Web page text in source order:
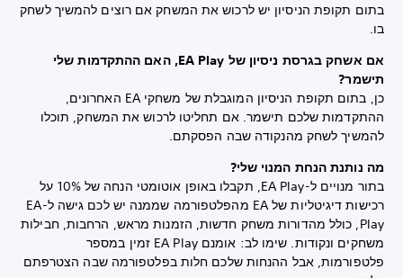
בתום תקופת הניסיון יש לרכוש את המשחק אם רוצים להמשיך לשחק
בו.
אם אשחק בגרסת ניסיון של EA Play, האם ההתקדמות שלי
תישמר?
כן, בתום תקופת הניסיון המוגבלת של משחקי EA האחרונים,
ההתקדמות שלכם תישמר. אם תחליטו לרכוש את המשחק, תוכלו
להמשיך לשחק מהנקודה שבה הפסקתם.
מה נותנת הנחת המנוי שלי?
בתור מנויים ל-EA Play, תקבלו באופן אוטומטי הנחה של 10% על
רכישות דיגיטליות של EA מהפלטפורמה שממנה יש לכם גישה ל-EA
Play, כולל מהדורות משחק חדשות, הזמנות מראש, הרחבות, חבילות
משחקים ונקודות. שימו לב: אומנם EA Play זמין במספר
פלטפורמות, אבל ההנחות שלכם חלות בפלטפורמה שבה הצטרפתם